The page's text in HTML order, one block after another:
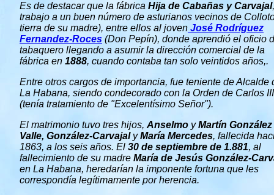
Es de destacar que la fábrica Hija de Cabañas y Carvajal
trabajo a un buen número de asturianos vecinos de
tierra de su madre), entre ellos al joven José Rodríguez
Fernandez-Roces (Don Pepín), donde aprendió el oficio
tabaquero llegando a asumir la dirección comercial de la
fábrica en 1888, cuando contaba tan solo veintidos años,.
Entre otros cargos de importancia, fue teniente de Alcalde
La Habana, siendo condecorado con la Orden de Carlos III
(tenía tratamiento de "Excelentísimo Señor").
El matrimonio tuvo tres hijos, Anselmo yMartín
Valle, González-CarvajalyMaría Mercedes, fallecida
1863, a los seis años. El 30 de septiembre de 1.881, al
fallecimiento de su madre María de Jesús González-
en La Habana, heredarían la imponente fortuna que les
correspondía legítimamente por herencia.